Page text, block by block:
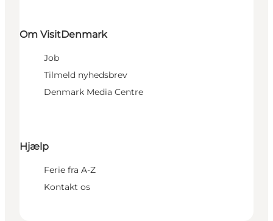
Om VisitDenmark
Job
Tilmeld nyhedsbrev
Denmark Media Centre
Hjælp
Ferie fra A-Z
Kontakt os